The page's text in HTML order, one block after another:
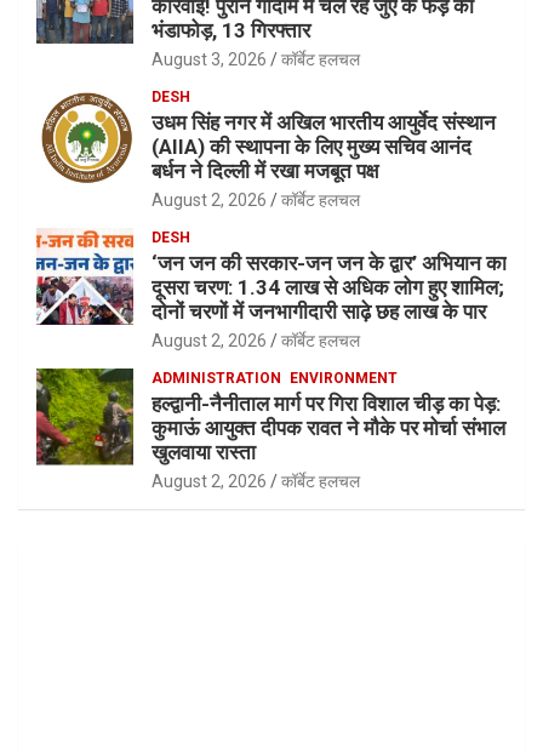
कार्रवाई! पुराने गोदाम में चल रहे जुए के फड़ का
भंडाफोड़, 13 गिरफ्तार
August 3, 2026 कॉर्बेट हलचल
DESH
उधम सिंह नगर में अखिल भारतीय आयुर्वेद संस्थान
(AIIA) की स्थापना के लिए मुख्य सचिव आनंद
बर्धन ने दिल्ली में रखा मजबूत पक्ष
August 2, 2026 कॉर्बेट हलचल
DESH
‘जन जन की सरकार-जन जन के द्वार’ अभियान का
दूसरा चरण: 1.34 लाख से अधिक लोग हुए शामिल;
दोनों चरणों में जनभागीदारी साढ़े छह लाख के पार
August 2, 2026 कॉर्बेट हलचल
ADMINISTRATION ENVIRONMENT
हल्द्वानी-नैनीताल मार्ग पर गिरा विशाल चीड़ का पेड़:
कुमाऊं आयुक्त दीपक रावत ने मौके पर मोर्चा संभाल
खुलवाया रास्ता
August 2, 2026 कॉर्बेट हलचल